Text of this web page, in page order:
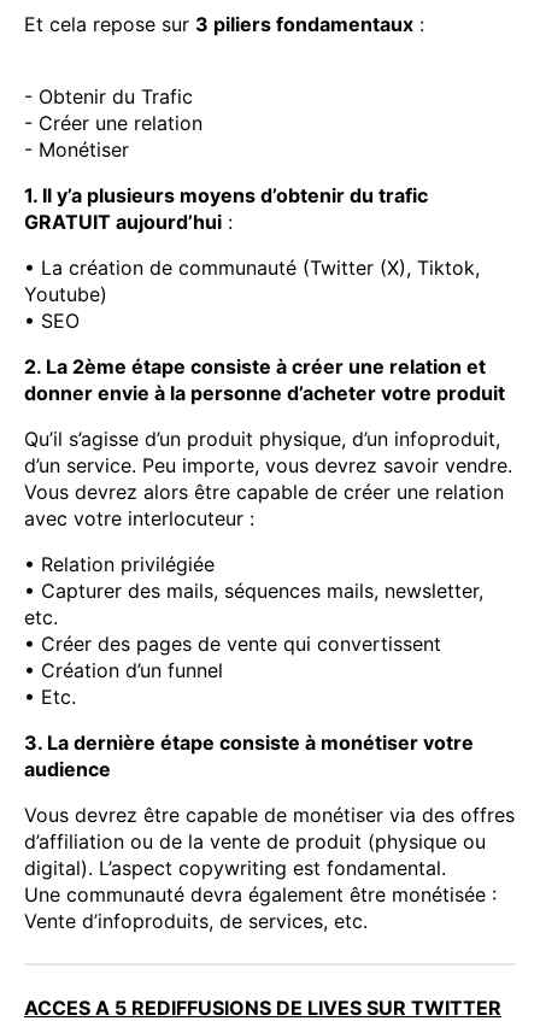
Et cela repose sur 3 piliers fondamentaux :
- Obtenir du Trafic
- Créer une relation
- Monétiser
1. Il y’a plusieurs moyens d’obtenir du trafic
GRATUIT aujourd’hui :
• La création de communauté (Twitter (X), Tiktok,
Youtube)
• SEO
2. La 2ème étape consiste à créer une relation et
donner envie à la personne d’acheter votre produit
Qu’il s’agisse d’un produit physique, d’un infoproduit,
d’un service. Peu importe, vous devrez savoir vendre.
Vous devrez alors être capable de créer une relation
avec votre interlocuteur :
• Relation privilégiée
• Capturer des mails, séquences mails, newsletter,
etc.
• Créer des pages de vente qui convertissent
• Création d’un funnel
• Etc.
3. La dernière étape consiste à monétiser votre
audience
Vous devrez être capable de monétiser via des offres
d’affiliation ou de la vente de produit (physique ou
digital). L’aspect copywriting est fondamental.
Une communauté devra également être monétisée :
Vente d’infoproduits, de services, etc.
ACCES A 5 REDIFFUSIONS DE LIVES SUR TWITTER